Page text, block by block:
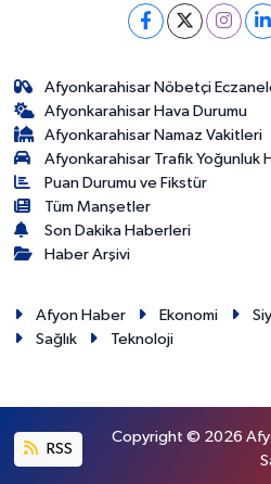
Afyonkarahisar Nöbetçi
Afyonkarahisar Hava Durumu
Afyonkarahisar Namaz Vakitleri
Afyonkarahisar Trafik Yoğunluk
Puan Durumu ve Fikstür
Tüm Manşetler
Son Dakika Haberleri
Haber Arşivi
Afyon Haber Ekonomi
Sağlık
Teknoloji
RSS
Copyright © 2026